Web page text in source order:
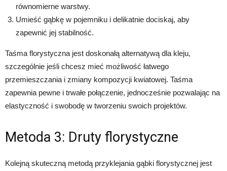
równomierne warstwy.
Umieść gąbkę w pojemniku i delikatnie dociskaj, aby
zapewnić jej stabilność.
Taśma florystyczna jest doskonałą alternatywą dla kleju,
szczególnie jeśli chcesz mieć możliwość łatwego
przemieszczania i zmiany kompozycji kwiatowej. Taśma
zapewnia pewne i trwałe połączenie, jednocześnie pozwalając na
elastyczność i swobodę w tworzeniu swoich projektów.
Metoda 3: Druty florystyczne
Kolejną skuteczną metodą przyklejania gąbki florystycznej jest